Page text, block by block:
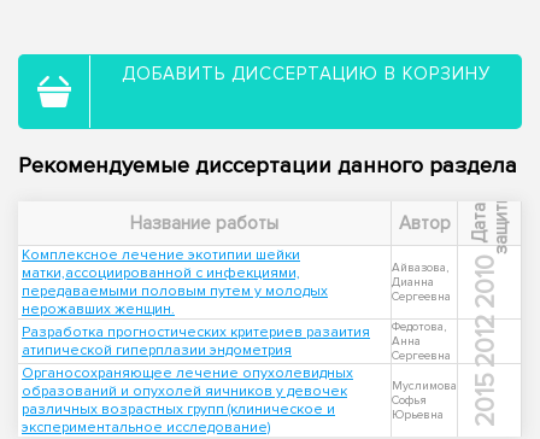
ДОБАВИТЬ ДИССЕРТАЦИЮ В КОРЗИНУ
Рекомендуемые диссертации данного раздела
Название работы Автор Д
а
т
а
з
а
щ
и
т ы
Комплексное лечение экотипии шейки
матки,ассоциированной с инфекциями,
передаваемыми половым путем у молодых
нерожавших женщин.
Айвазова,
Дианна
Сергеевна
2010
Разработка прогностических критериев разаития
атипической гиперплазии эндометрия
Федотова,
Анна
Сергеевна
2012
Органосохраняющее лечение опухолевидных
образований и опухолей яичников у девочек
различных возрастных групп (клиническое и
экспериментальное исследование)
Муслимова
Софья
Юрьевна
2015